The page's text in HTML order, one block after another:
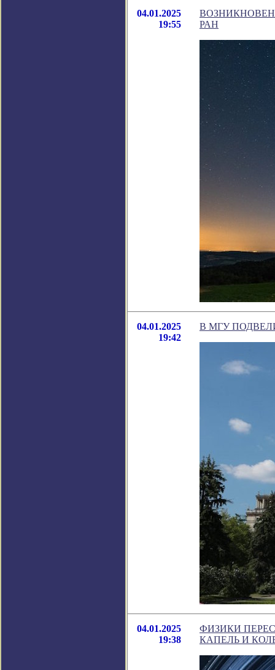
04.01.2025
19:55
РАН
04.01.2025
19:42
В МГУ
04.01.2025
19:38
ФИЗИКИ
КАПЕЛЬ И